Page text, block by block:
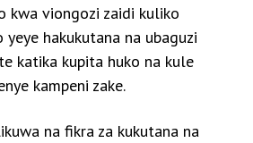
kwa viongozi zaidi kuliko
yeye hakukutana na ubaguzi
katika kupita huko na kule
kampeni zake.
na fikra za kukutana na